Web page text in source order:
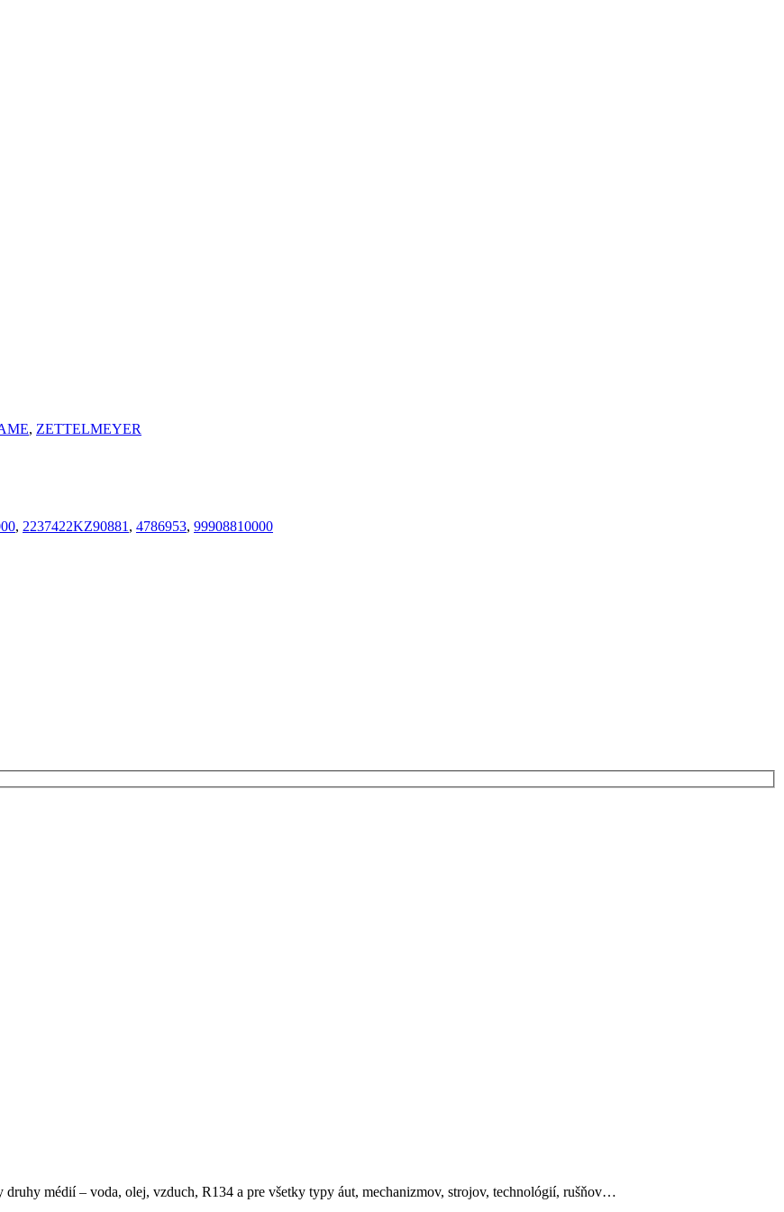
, ZETTELMEYER
, 2237422KZ90881 , 4786953, 99908810000
druhy médií – voda, olej, vzduch, R134 a pre všetky typy áut, mechanizmov, strojov, technológií, rušňov…